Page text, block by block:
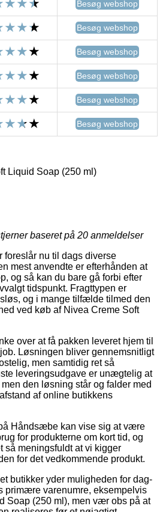
Besøg webshop
Besøg webshop
Besøg webshop
Besøg webshop
Besøg webshop
Besøg webshop
Liquid Soap (250 ml)
baseret på 20 anmeldelser
foreslår nu til dags diverse
mest anvendte er efterhånden at
og så kan du bare gå forbi efter
tidspunkt. Fragttypen er
og i mange tilfælde tilmed den
ved køb af Nivea Creme Soft
over at få pakken leveret hjem til
Løsningen bliver gennemsnitligt
men samtidig ret så
leveringsudgave er unægtelig at
den løsning står og falder med
af online butikkens
Håndsæbe kan vise sig at være
for produkterne om kort tid, og
så meningsfuldt at vi kigger
for det vedkommende produkt.
butikker yder muligheden for dag-
primære varenumre, eksempelvis
Soap (250 ml), men vær obs på at